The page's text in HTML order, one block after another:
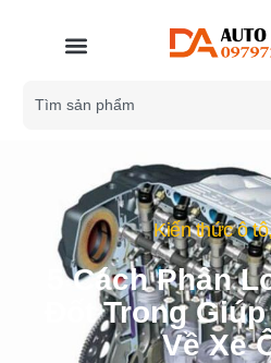
Kiến thức ô tô
5 Cách Phân
Đốt Trong Giúp
Về Xe